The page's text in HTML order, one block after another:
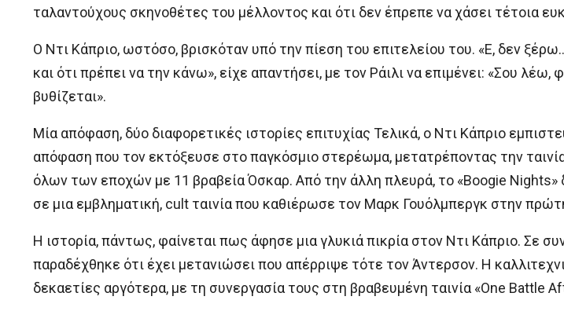
ταλαντούχους σκηνοθέτες του μέλλοντος και ότι δεν έπρεπε να χάσει τέτοια
Ο Ντι Κάπριο, ωστόσο, βρισκόταν υπό την πίεση του επιτελείου του. «Ε, δεν
και ότι πρέπει να την κάνω», είχε απαντήσει, με τον Ράιλι να επιμένει: «Σου
βυθίζεται».
Μία απόφαση, δύο διαφορετικές ιστορίες επιτυχίας Τελικά, ο Ντι Κάπριο
απόφαση που τον εκτόξευσε στο παγκόσμιο στερέωμα, μετατρέποντας την
όλων των εποχών με 11 βραβεία Όσκαρ. Από την άλλη πλευρά, το «Boogie
σε μια εμβληματική, cult ταινία που καθιέρωσε τον Μαρκ Γουόλμπεργκ στην
Η ιστορία, πάντως, φαίνεται πως άφησε μια γλυκιά πικρία στον Ντι Κάπριο. Σε
παραδέχθηκε ότι έχει μετανιώσει που απέρριψε τότε τον Άντερσον. Η
δεκαετίες αργότερα, με τη συνεργασία τους στη βραβευμένη ταινία «One Battle